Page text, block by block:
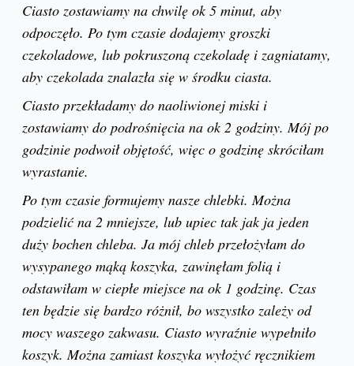
Ciasto zostawiamy na chwilę ok 5 minut, aby
odpoczęło. Po tym czasie dodajemy groszki
czekoladowe, lub pokruszoną czekoladę i zagniatamy,
aby czekolada znalazła się w środku ciasta.
Ciasto przekładamy do naoliwionej miski i
zostawiamy do podrośnięcia na ok 2 godziny. Mój po
godzinie podwoił objętość, więc o godzinę skróciłam
wyrastanie.
Po tym czasie formujemy nasze chlebki. Można
podzielić na 2 mniejsze, lub upiec tak jak ja jeden
duży bochen chleba. Ja mój chleb przełożyłam do
wysypanego mąką koszyka, zawinęłam folią i
odstawiłam w ciepłe miejsce na ok 1 godzinę. Czas
ten będzie się bardzo różnił, bo wszystko zależy od
mocy waszego zakwasu. Ciasto wyraźnie wypełniło
koszyk. Można zamiast koszyka wyłożyć ręcznikiem